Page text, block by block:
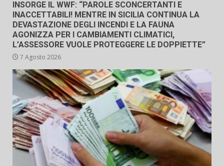
INSORGE IL WWF: “PAROLE SCONCERTANTI E
INACCETTABILI! MENTRE IN SICILIA CONTINUA LA
DEVASTAZIONE DEGLI INCENDI E LA FAUNA
AGONIZZA PER I CAMBIAMENTI CLIMATICI,
L’ASSESSORE VUOLE PROTEGGERE LE DOPPIETTE”
7 Agosto 2026